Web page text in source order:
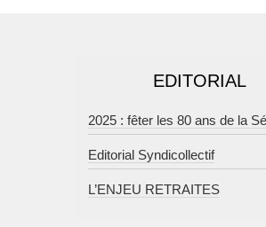
EDITORIAL
2025 : fêter les 80 ans de la
Editorial Syndicollectif
L’ENJEU RETRAITES